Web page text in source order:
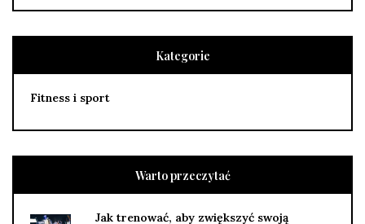
Kategorie
Fitness i sport
Warto przeczytać
Jak trenować, aby zwiększyć swoją